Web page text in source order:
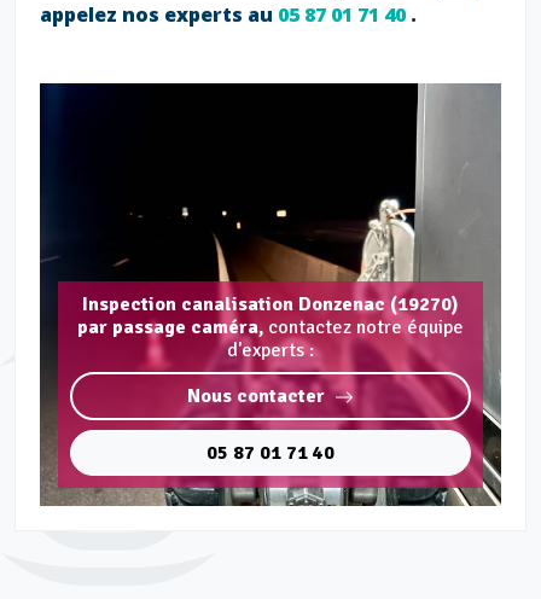
appelez nos experts au 05 87 01 71 40.
Inspection canalisation Donzenac (19270)
par passage caméra, contactez notre équipe
d'experts :
Nous contacter
05 87 01 71 40